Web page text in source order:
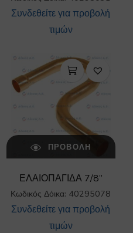
Συνδεθείτε για προβολή
τιμών
ΠΡΟΒΟΛΉ
ΕΛΑΙΟΠΑΓΙΔΑ 7/8”
Κωδικός Δόικα: 40295078
Συνδεθείτε για προβολή
τιμών